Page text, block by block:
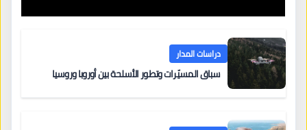
دراسات المدار
سباق المسيّرات وتطور الأسلحة بين أوروبا وروسيا